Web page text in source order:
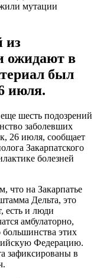
мутации
из
ожидают в
был
июля.
шесть подозрений
заболевших
26 июля, сообщает
Закарпатского
болезней
что на Закарпатье
Дельта, это
есть и люди
амбулаторно,
этих
Федерацию.
зафиксированы в